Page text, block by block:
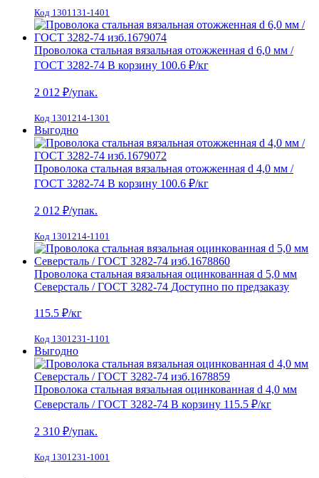
Код 1301131-1401
Проволока стальная вязальная отожженная d 6,0 мм /
ГОСТ 3282-74 В корзину 100.6 ₽/кг
2 012 ₽/упак.
Код 1301214-1301
Выгодно
Проволока стальная вязальная отожженная d 4,0 мм /
ГОСТ 3282-74 В корзину 100.6 ₽/кг
2 012 ₽/упак.
Код 1301214-1101
Проволока стальная вязальная оцинкованная d 5,0 мм
Северсталь / ГОСТ 3282-74 Доступно по предзаказу
115.5 ₽/кг
Код 1301231-1101
Выгодно
Проволока стальная вязальная оцинкованная d 4,0 мм
Северсталь / ГОСТ 3282-74 В корзину 115.5 ₽/кг
2 310 ₽/упак.
Код 1301231-1001